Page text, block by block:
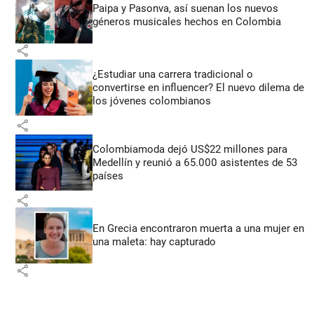
Paipa y Pasonva, así suenan los nuevos
géneros musicales hechos en Colombia
share
¿Estudiar una carrera tradicional o
convertirse en influencer? El nuevo dilema de
los jóvenes colombianos
share
Colombiamoda dejó US$22 millones para
Medellín y reunió a 65.000 asistentes de 53
países
share
En Grecia encontraron muerta a una mujer en
una maleta: hay capturado
share